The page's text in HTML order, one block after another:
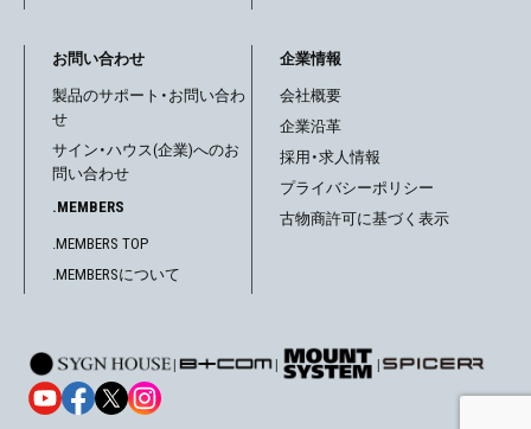
お問い合わせ
製品のサポート・お問い合わ
せ
サイン・ハウス(企業)へのお
問い合わせ
.MEMBERS
.MEMBERS TOP
.MEMBERSについて
企業情報
会社概要
企業沿革
採用・求人情報
プライバシーポリシー
古物商許可に基づく表示
| | |